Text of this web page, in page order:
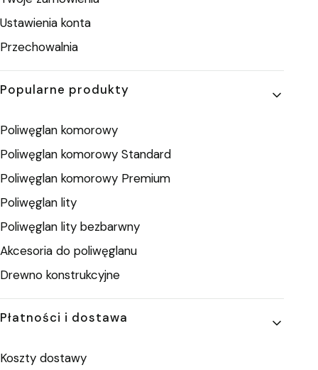
Ustawienia konta
Przechowalnia
Popularne produkty
Poliwęglan komorowy
Poliwęglan komorowy Standard
Poliwęglan komorowy Premium
Poliwęglan lity
Poliwęglan lity bezbarwny
Akcesoria do poliwęglanu
Drewno konstrukcyjne
Płatności i dostawa
Koszty dostawy